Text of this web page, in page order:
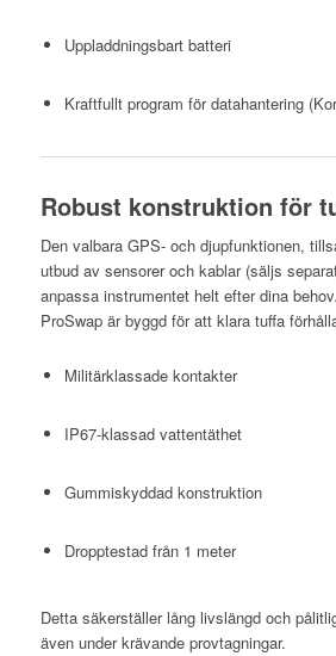
Uppladdningsbart batteri
Kraftfullt program för datahantering
Robust konstruktion för
Den valbara GPS- och djupfunktionen,
utbud av sensorer och kablar (säljs
anpassa instrumentet helt efter dina behov.
ProSwap är byggd för att klara tuffa
Militärklassade kontakter
IP67-klassad vattentäthet
Gummiskyddad konstruktion
Dropptestad från 1 meter
Detta säkerställer lång livslängd och
även under krävande provtagningar.